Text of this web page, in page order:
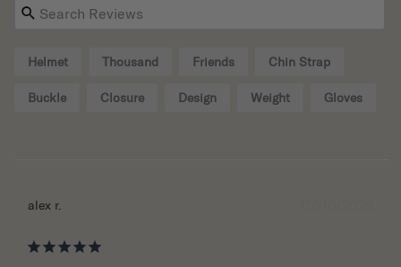
Helmet Thousand Friends Chin Strap
Buckle Closure Design Weight Gloves
alex r.